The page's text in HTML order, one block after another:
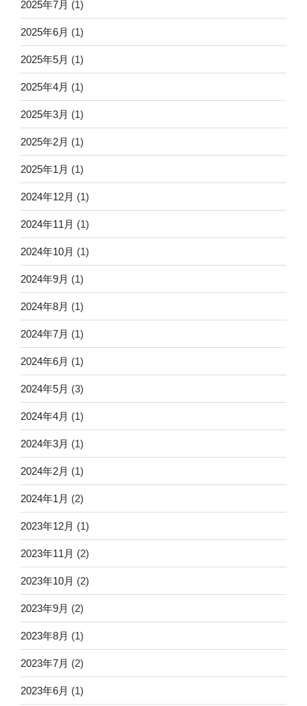
2025年7月 (1)
2025年6月 (1)
2025年5月 (1)
2025年4月 (1)
2025年3月 (1)
2025年2月 (1)
2025年1月 (1)
2024年12月 (1)
2024年11月 (1)
2024年10月 (1)
2024年9月 (1)
2024年8月 (1)
2024年7月 (1)
2024年6月 (1)
2024年5月 (3)
2024年4月 (1)
2024年3月 (1)
2024年2月 (1)
2024年1月 (2)
2023年12月 (1)
2023年11月 (2)
2023年10月 (2)
2023年9月 (2)
2023年8月 (1)
2023年7月 (2)
2023年6月 (1)